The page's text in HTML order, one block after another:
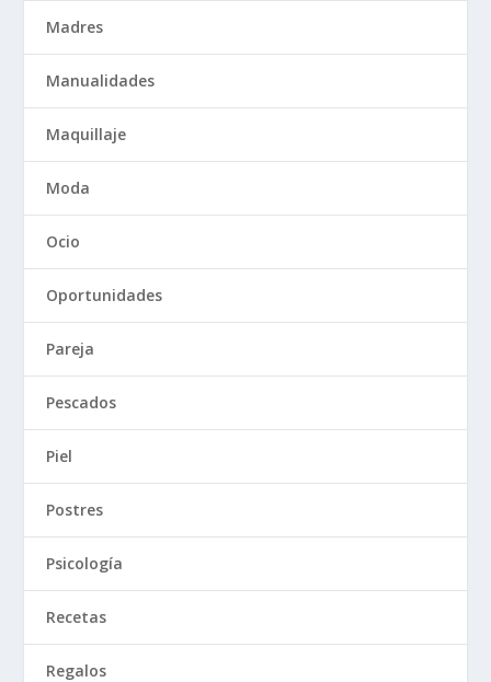
Madres
Manualidades
Maquillaje
Moda
Ocio
Oportunidades
Pareja
Pescados
Piel
Postres
Psicología
Recetas
Regalos